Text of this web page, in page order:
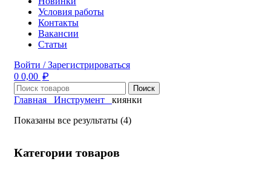
Условия работы
Контакты
Вакансии
Статьи
Войти / Зарегистрироваться
0 0,00 ₽
Поиск
Главная Инструмент киянки
Показаны все результаты (4)
Категории товаров